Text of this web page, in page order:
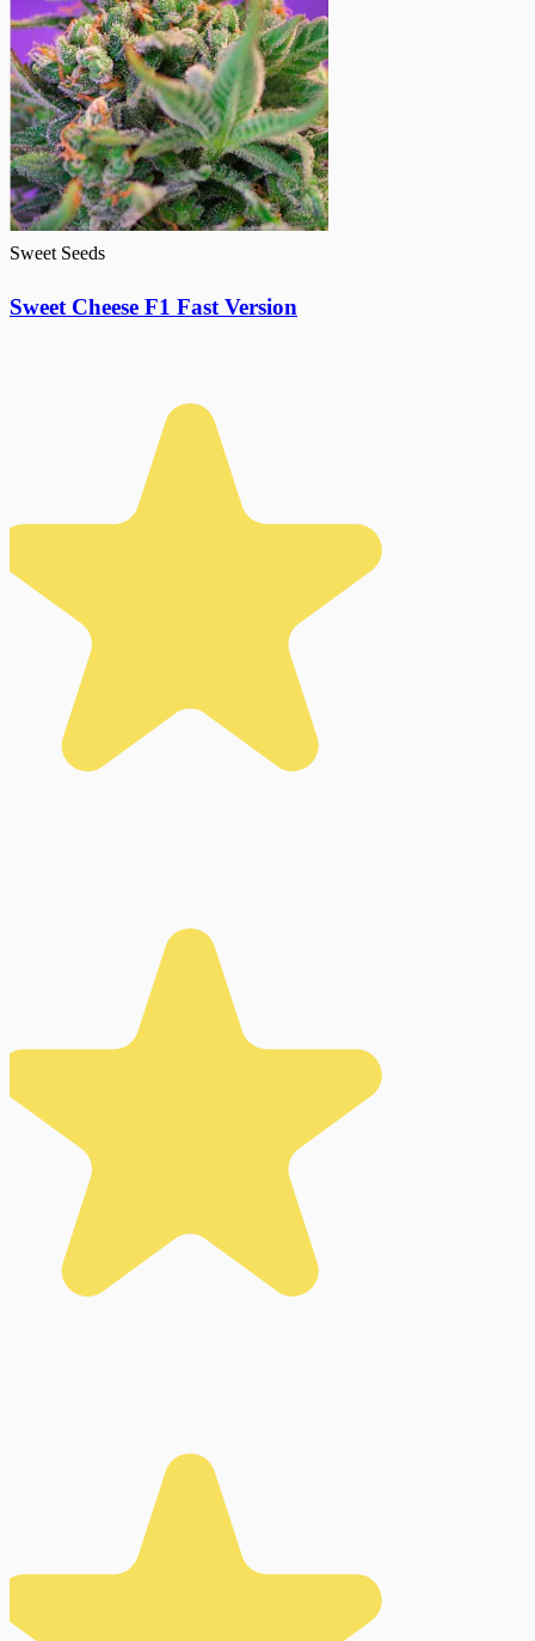
Sweet Seeds
Sweet Cheese F1 Fast Version